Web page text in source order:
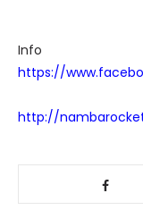
Info
https://
http://